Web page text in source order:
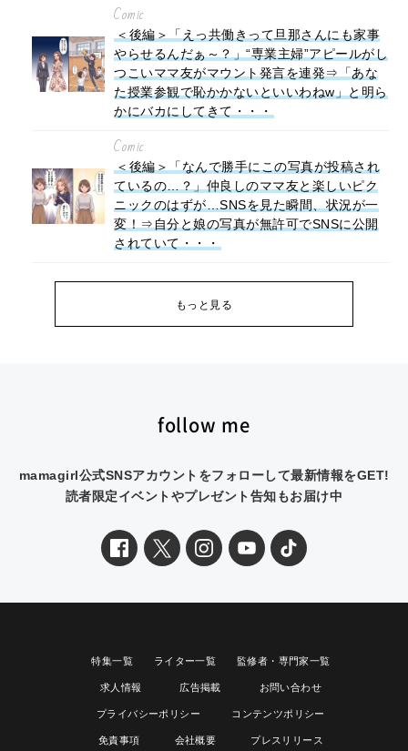
Comic
＜後編＞「えっ共働きって旦那さんにも家事
やらせるんだぁ～？」“専業主婦”アピールがし
つこいママ友がマウント発言を連発⇒「あな
た授業参観で恥かかないといいわねw」と明ら
かにバカにしてきて・・・
Comic
＜後編＞「なんで勝手にこの写真が投稿され
ているの…？」仲良しのママ友と楽しいピク
ニックのはずが…SNSを見た瞬間、状況が一
変！⇒自分と娘の写真が無許可でSNSに公開
されていて・・・
もっと見る
follow me
mamagirl公式SNSアカウントをフォローして最新情報をGET!
読者限定イベントやプレゼント告知もお届け中
特集一覧 ライター一覧 監修者・専門家一覧
求人情報 広告掲載 お問い合わせ
プライバシーポリシー コンテンツポリシー
免責事項 会社概要 プレスリリース